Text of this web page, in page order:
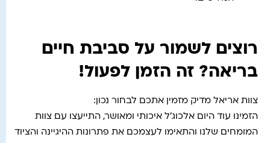
רוצים לשמור על סביבת חיים
בריאה? זה הזמן לפעול!
צוות אריאל מדיק מזמין אתכם לבחור נכון:
הזמינו עוד היום אלכוג'ל איכותי ומאושר, התייעצו עם צוות
המומחים שלנו והתאימו לעצמכם את פתרונות ההיגיינה והציוד